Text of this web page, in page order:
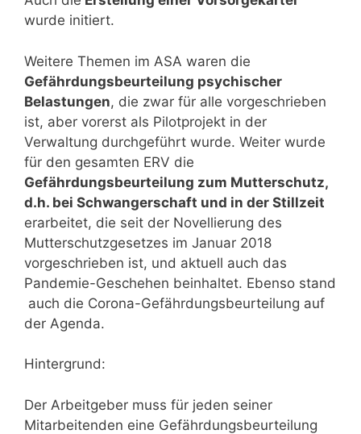
wurde initiert.
Weitere Themen im ASA waren die
Gefährdungsbeurteilung psychischer
Belastungen, die zwar für alle vorgeschrieben
ist, aber vorerst als Pilotprojekt in der
Verwaltung durchgeführt wurde. Weiter wurde
für den gesamten ERV die
Gefährdungsbeurteilung zum Mutterschutz,
d.h. bei Schwangerschaft und in der Stillzeit
erarbeitet, die seit der Novellierung des
Mutterschutzgesetzes im Januar 2018
vorgeschrieben ist, und aktuell auch das
Pandemie-Geschehen beinhaltet. Ebenso stand
auch die Corona-Gefährdungsbeurteilung auf
der Agenda.
Hintergrund:
Der Arbeitgeber muss für jeden seiner
Mitarbeitenden eine Gefährdungsbeurteilung